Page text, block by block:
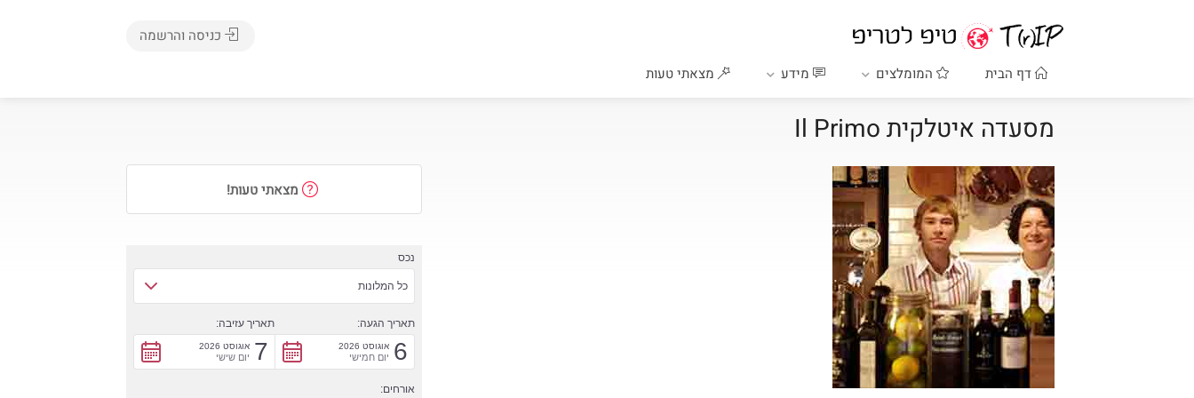
דף הבית המומלצים מידע מצאתי טעות
כניסה והרשמה
מסעדה איטלקית Il Primo
מצאתי טעות!
נכס
כל המלונות
תאריך הגעה:
6 אוגוסט 2026
יום חמישי
תאריך עזיבה:
7 אוגוסט 2026
יום שישי
אורחים: